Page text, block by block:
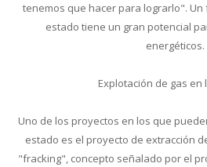
tenemos que hacer para lograrlo".
estado tiene un gran potencial
energéticos.
Explotación de gas en
Uno de los proyectos en los que
estado es el proyecto de extracción
"fracking", concepto señalado por el